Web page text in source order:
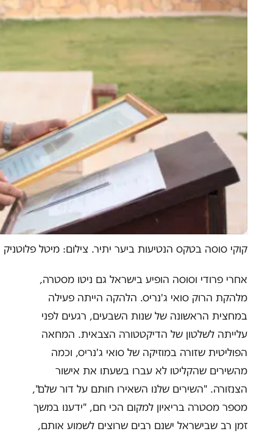
קוקי סוסה בטקס הנטיעות ביער יתיר. צילום: מיטל פלוטניק
אחרי פרודי וסוסה הופיע בישראל גם ניטו מסטרה,
מלהקת הרוק סואי ג'נריס. הלהקה הייתה פעילה
במחצית הראשונה של שנות השבעים, רגעים לפני
עלייתה לשלטון של הדיקטטורה הצבאית. המחאה
הפוליטית שזורה במוזיקה של סואי ג'נריס, וכמה
מהשירים שהקליטו לא עברו בשעתו את אישור
הצנזורה. "השירים שלנו השאירו חותם על דור שלם",
מספר מסטרה בריאיון למקום הכי חם, "ידענו במשך
זמן רב שבישראל ישנם רבים שרוצים לשמוע אותם,